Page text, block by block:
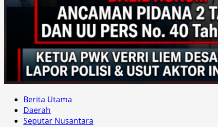
Berita Utama
Daerah
Seputar Nusantara